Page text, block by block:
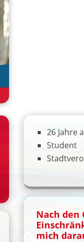
26 Jahre
Student
Nach den
mich